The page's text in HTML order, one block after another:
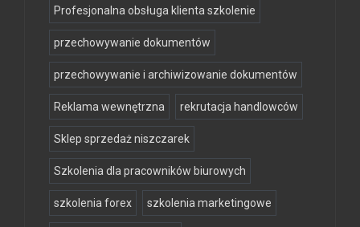
Profesjonalna obsługa klienta szkolenie
przechowywanie dokumentów
przechowywanie i archiwizowanie dokumentów
Reklama wewnętrzna rekrutacja handlowców
Sklep sprzedaż niszczarek
Szkolenia dla pracowników biurowych
szkolenia forex szkolenia marketingowe